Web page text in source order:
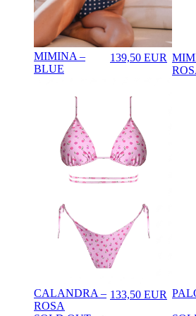
♡
MIMINA –
BLUE
139,50 EUR
Prezzo in
♡
♡
CALANDRA –
ROSA
133,50 EUR
Prezzo in
♡